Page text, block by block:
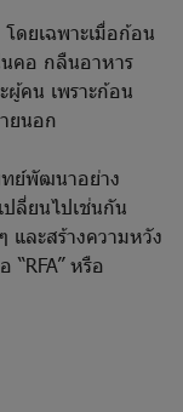
ดยเฉพาะเมื่อก้อน
คอ กลืนอาหาร
ผู้คน เพราะก้อน
ยนอก
ทย์พัฒนาอย่าง
ปลี่ยนไปเช่นกัน
และสร้างความหวัง
หรือ